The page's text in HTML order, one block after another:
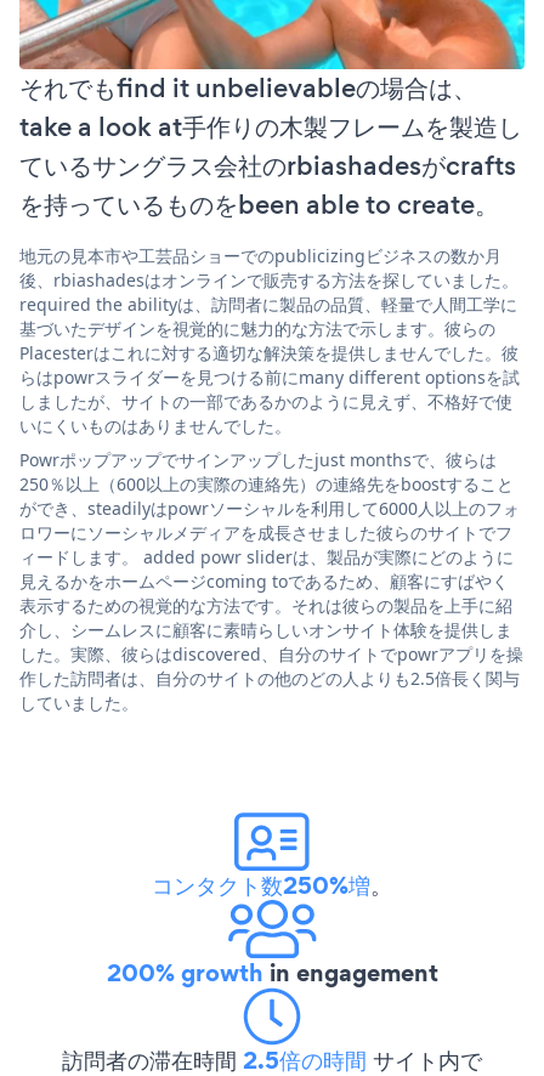
それでもfind it unbelievableの場合は、
take a look at手作りの木製フレームを製造し
ているサングラス会社のrbiashadesがcrafts
を持っているものをbeen able to create。
地元の見本市や工芸品ショーでのpublicizingビジネスの数か月
後、rbiashadesはオンラインで販売する方法を探していました。
required the abilityは、訪問者に製品の品質、軽量で人間工学に
基づいたデザインを視覚的に魅力的な方法で示します。彼らの
Placesterはこれに対する適切な解決策を提供しませんでした。彼
らはpowrスライダーを見つける前にmany different optionsを試
しましたが、サイトの一部であるかのように見えず、不格好で使
いにくいものはありませんでした。
Powrポップアップでサインアップしたjust monthsで、彼らは
250％以上（600以上の実際の連絡先）の連絡先をboostすること
ができ、steadilyはpowrソーシャルを利用して6000人以上のフォ
ロワーにソーシャルメディアを成長させました彼らのサイトでフ
ィードします。 added powr sliderは、製品が実際にどのように
見えるかをホームページcoming toであるため、顧客にすばやく
表示するための視覚的な方法です。それは彼らの製品を上手に紹
介し、シームレスに顧客に素晴らしいオンサイト体験を提供しま
した。実際、彼らはdiscovered、自分のサイトでpowrアプリを操
作した訪問者は、自分のサイトの他のどの人よりも2.5倍長く関与
していました。
コンタクト数250%増。
200% growth in engagement
訪問者の滞在時間 2.5倍の時間 サイト内で